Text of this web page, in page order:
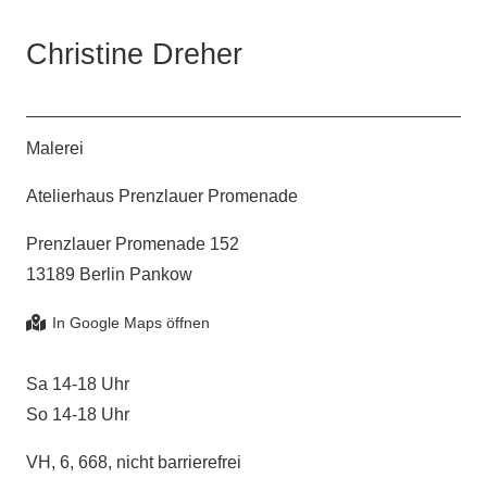
Christine Dreher
Malerei
Atelierhaus Prenzlauer Promenade
Prenzlauer Promenade 152
13189 Berlin Pankow
Sa 14-18 Uhr
So 14-18 Uhr
VH, 6, 668, nicht barrierefrei